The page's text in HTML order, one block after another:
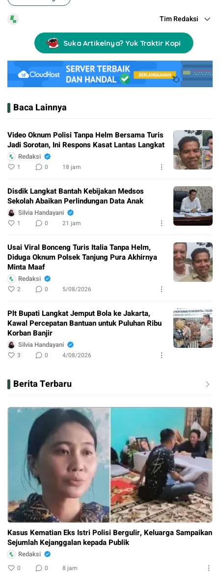
Tim Redaksi
Suka Artikelnya? Yuk Traktir Kopi
Baca Lainnya
Video Oknum Polisi Tanpa Helm Bersama Turis
Jadi Sorotan, Ini Respons Kasat Lantas Langkat
Redaksi
1 0 18 jam
Disdik Langkat Bantah Kebijakan Medsos
Sekolah Abaikan Perlindungan Data Anak
Silvia Handayani
1 0 21 jam
Usai Viral Bonceng Turis Italia Tanpa Helm,
Diduga Oknum Polsek Tanjung Pura Akhirnya
Minta Maaf
Redaksi
2 0 5/08/2026
Plt Bupati Langkat Jemput Bola ke Jakarta,
Kawal Percepatan Bantuan untuk Puluhan Ribu
Korban Banjir
Silvia Handayani
3 0 4/08/2026
Berita Terbaru
Kasus Kematian Eks Istri Polisi Bergulir, Keluarga Sampaikan
Sejumlah Kejanggalan kepada Publik
Redaksi
0 0 8 jam